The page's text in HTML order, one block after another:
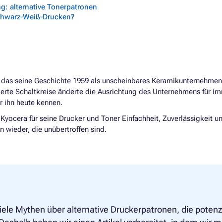
alternative Tonerpatronen
Weiß-Drucken?
seine Geschichte 1959 als unscheinbares
Schaltkreise änderte die Ausrichtung des Unternehmens für
ihn heute kennen.
für seine Drucker und Toner Einfachheit, Zuverlässigkeit
wieder, die unübertroffen sind.
Mythen über alternative Druckerpatronen, die